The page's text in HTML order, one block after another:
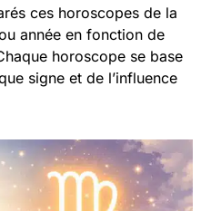
ces horoscopes de la
année en fonction de
horoscope se base
signe et de l’influence